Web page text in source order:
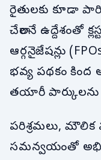
రైతులకు కూడా
చేరాలనే ఉద్దేశంతో
ఆర్గనైజేషన్లు
భవ్య పథకం కింద
తయారీ
పరిశ్రమలు, మౌలిక
సమన్వయంతో